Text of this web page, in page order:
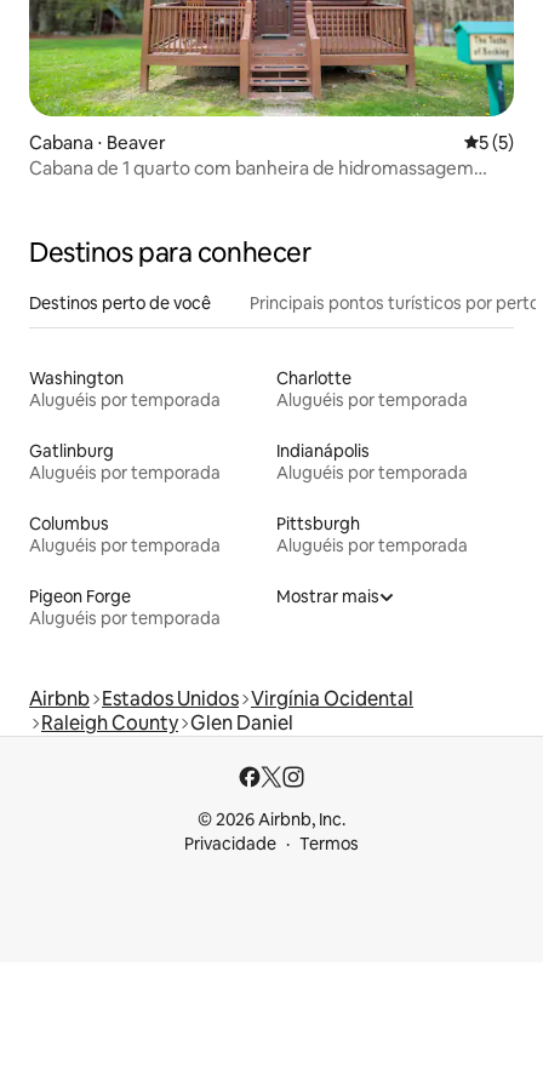
Cabana ⋅ Beaver 5 de
5 (5)
Cabana de 1 quarto com banheira de hidromassagem
Destinos para conhecer
Destinos perto de você Principais pontos turísticos por perto
Washington
Aluguéis por temporada
Charlotte
Aluguéis por temporada
Gatlinburg
Aluguéis por temporada
Indianápolis
Aluguéis por temporada
Columbus
Aluguéis por temporada
Pittsburgh
Aluguéis por temporada
Pigeon Forge
Aluguéis por temporada
Mostrar mais
Airbnb Estados Unidos Virgínia Ocidental
Raleigh County Glen Daniel
© 2026 Airbnb, Inc.
Privacidade
Termos